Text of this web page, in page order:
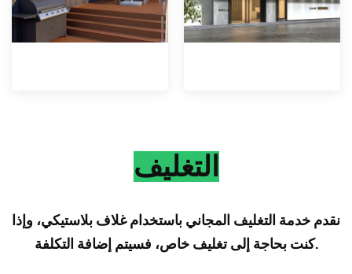
التغليف
نقدم خدمة التغليف المجاني باستخدام غلاف بلاستيكي، وإذا
كنت بحاجة إلى تغليف خاص، فسيتم إضافة التكلفة.